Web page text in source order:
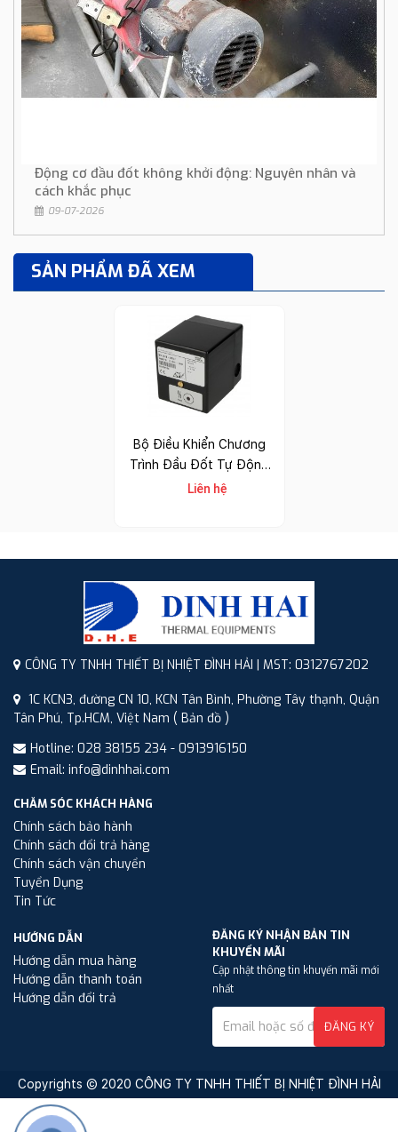
Động cơ đầu đốt không khởi động: Nguyên nhân và
cách khắc phục
09-07-2026
SẢN PHẨM ĐÃ XEM
Bộ Điều Khiển Chương
Trình Đầu Đốt Tự Động
IFS 132B, 135B, 137B
Liên hệ
CÔNG TY TNHH THIẾT BỊ NHIỆT ĐÌNH HẢI | MST: 0312767202
1C KCN3, đường CN 10, KCN Tân Bình, Phường Tây thạnh, Quận
Tân Phú, Tp.HCM, Việt Nam ( Bản đồ )
Hotline: 028 38155 234 - 0913916150
Email: info@dinhhai.com
CHĂM SÓC KHÁCH HÀNG
Chính sách bảo hành
Chính sách đổi trả hàng
Chính sách vận chuyển
Tuyển Dụng
Tin Tức
HƯỚNG DẪN
Hướng dẫn mua hàng
Hướng dẫn thanh toán
Hướng dẫn đổi trả
ĐĂNG KÝ NHẬN BẢN TIN
KHUYẾN MÃI
Cập nhật thông tin khuyến mãi mới
nhất
ĐĂNG KÝ
Copyrights © 2020 CÔNG TY TNHH THIẾT BỊ NHIỆT ĐÌNH HẢI